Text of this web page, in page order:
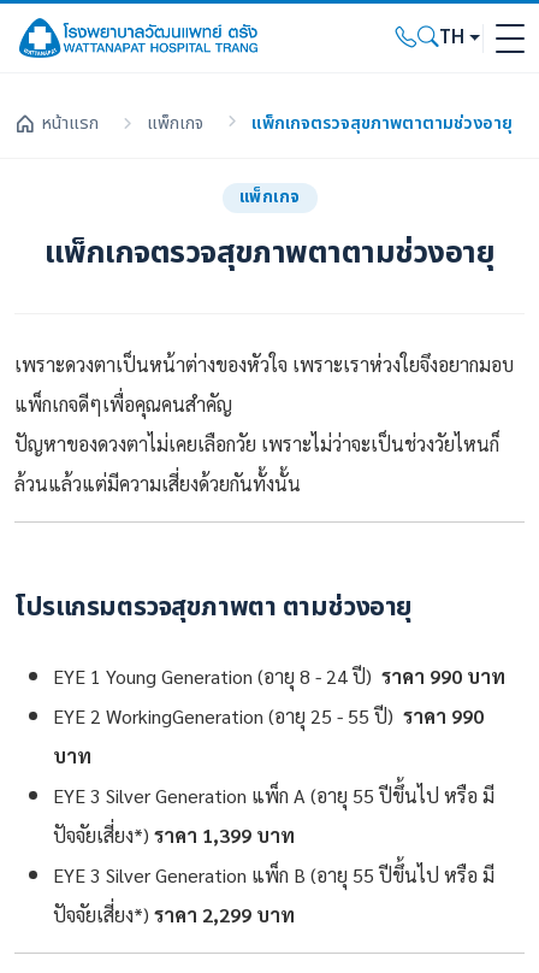
TH
หน้าแรก แพ็กเกจ แพ็กเกจตรวจสุขภาพตาตามช่วงอายุ
แพ็กเกจ
แพ็กเกจตรวจสุขภาพตาตามช่วงอายุ
เพราะดวงตาเป็นหน้าต่างของหัวใจ เพราะเราห่วงใยจึงอยากมอบ
แพ็กเกจดีๆเพื่อคุณคนสำคัญ
ปัญหาของดวงตาไม่เคยเลือกวัย เพราะไม่ว่าจะเป็นช่วงวัยไหนก็
ล้วนแล้วแต่มีความเสี่ยงด้วยกันทั้งนั้น
โปรแกรมตรวจสุขภาพตา ตามช่วงอายุ
EYE 1 Young Generation (อายุ 8 - 24 ปี) ราคา 990 บาท
EYE 2 WorkingGeneration (อายุ 25 - 55 ปี) ราคา 990
บาท
EYE 3 Silver Generation แพ็ก A (อายุ 55 ปีขึ้นไป หรือ มี
ปัจจัยเสี่ยง*) ราคา 1,399 บาท
EYE 3 Silver Generation แพ็ก B (อายุ 55 ปีขึ้นไป หรือ มี
ปัจจัยเสี่ยง*) ราคา 2,299 บาท